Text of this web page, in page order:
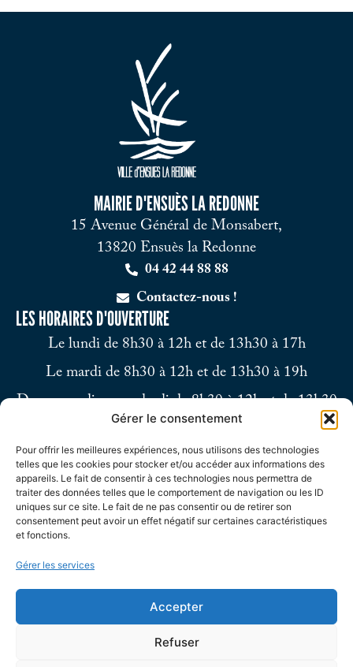
Gérer le consentement
Pour offrir les meilleures expériences, nous utilisons des technologies
telles que les cookies pour stocker et/ou accéder aux informations des
appareils. Le fait de consentir à ces technologies nous permettra de
traiter des données telles que le comportement de navigation ou les ID
uniques sur ce site. Le fait de ne pas consentir ou de retirer son
consentement peut avoir un effet négatif sur certaines caractéristiques
et fonctions.
Gérer les services
Accepter
Refuser
MAIRIE D'ENSUÈS LA REDONNE
15 Avenue Général de Monsabert,
13820 Ensuès la Redonne
04 42 44 88 88
Contactez-nous !
LES HORAIRES D'OUVERTURE
Le lundi de 8h30 à 12h et de 13h30 à 17h
Le mardi de 8h30 à 12h et de 13h30 à 19h
Du mercredi au vendredi de 8h30 à 12h et de 13h30
Le samedi de 9h à 12h